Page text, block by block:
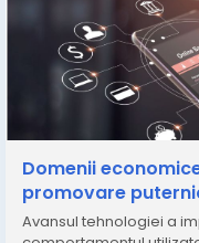
Domenii
promovare
Avansul tehnologiei a